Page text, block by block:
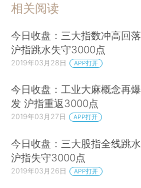
相关阅读
今日收盘：三大指数冲高回落
沪指跳水失守3000点
2019年03月28日 APP打开
今日收盘：工业大麻概念再爆
发 沪指重返3000点
2019年03月27日 APP打开
今日收盘：三大股指全线跳水
沪指失守3000点
2019年03月26日 APP打开